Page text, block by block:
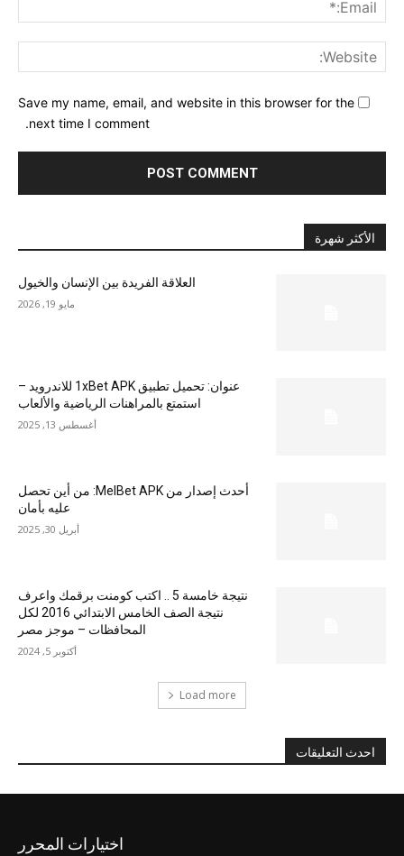
Save my name, email, and website in this browser for the
next time I comment.
الأكثر شهرة
العلاقة الفريدة بين الإنسان والخيول
مايو 19, 2026
عنوان: تحميل تطبيق 1xBet APK للاندرويد –
استمتع بالمراهنات الرياضية والألعاب
أغسطس 13, 2025
أحدث إصدار من MelBet APK: من أين تحصل
عليه بأمان
أبريل 30, 2025
نتيجة خامسة 5 .. اكتب كومنت برقمك واعرف
نتيجة الصف الخامس الابتدائي 2016 لكل
المحافظات – موجز مصر
أكتوبر 5, 2024
Load more
احدث التعليقات
اختيارات المحرر